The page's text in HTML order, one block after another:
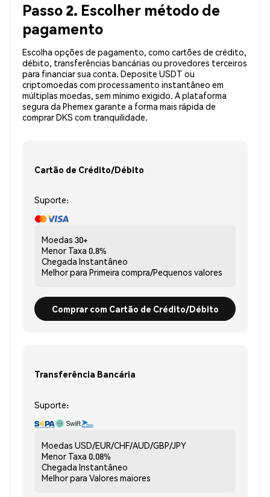
Passo 2. Escolher método de
pagamento
Escolha opções de pagamento, como cartões de crédito,
débito, transferências bancárias ou provedores terceiros
para financiar sua conta. Deposite USDT ou
criptomoedas com processamento instantâneo em
múltiplas moedas, sem mínimo exigido. A plataforma
segura da Phemex garante a forma mais rápida de
comprar DKS com tranquilidade.
Cartão de Crédito/Débito
Suporte:
Moedas 30+
Menor Taxa 0.8%
Chegada Instantâneo
Melhor para Primeira compra/Pequenos valores
Comprar com Cartão de Crédito/Débito
Transferência Bancária
Suporte:
Moedas USD/EUR/CHF/AUD/GBP/JPY
Menor Taxa 0.08%
Chegada Instantâneo
Melhor para Valores maiores